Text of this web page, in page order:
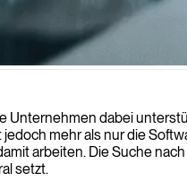
und Ihredabei
mehr als nur die
arbeiten. Die Suche
setzt.